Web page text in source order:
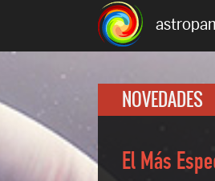
NOVEDADES
El Más